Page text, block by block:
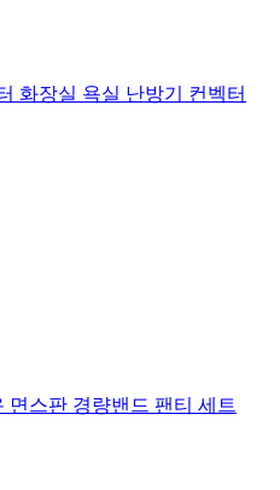
화장실 욕실 난방기 컨벡터
면스판 경량밴드 팬티 세트